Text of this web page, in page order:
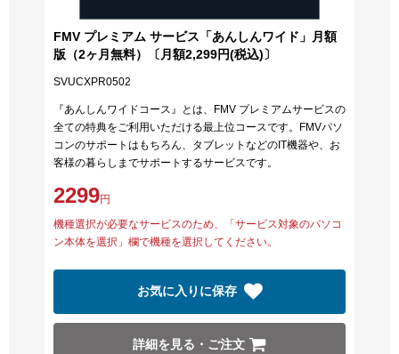
FMV プレミアム サービス「あんしんワイド」月額
版（2ヶ月無料）〔月額2,299円(税込)〕
SVUCXPR0502
『あんしんワイドコース』とは、FMV プレミアムサービスの
全ての特典をご利用いただける最上位コースです。FMVパソ
コンのサポートはもちろん、タブレットなどのIT機器や、お
客様の暮らしまでサポートするサービスです。
2299円
機種選択が必要なサービスのため、「サービス対象のパソコ
ン本体を選択」欄で機種を選択してください。
お気に入りに保存
詳細を見る・ご注文